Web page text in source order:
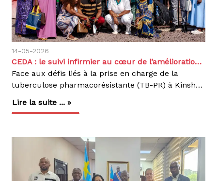
14-05-2026
CEDA : le suivi infirmier au cœur de l’amélioration de la prise en charge de la TB-PR à Kinshasa
Face aux défis liés à la prise en charge de la
tuberculose pharmacorésistante (TB-PR) à Kinshasa, malgré les avancées enregistrées grâce à l’introduction de nouveaux schémas thérapeutiques tels que le BPaL-M (Bédaquiline, Prétomanide, Linézolide, Moxifloxacine), plusieurs difficultés persistent sur le terrain. C’est dans ce contexte que nous avons organisé, à travers le Centre d’Excellence Damien (CEDA), ce jeudi 14 mai 2026, une matinée scientifique consacrée au renforcement du suivi infirmier des patients affectés par la TB-PR.Tenue à l’occasion de la Journée internationale des infirmiers, considérée comme un moment de reconnaissance du rôle essentiel du personnel infirmier, dont l’engagement quotidien contribue directement à l’amélioration des résultats thérapeutiques des patients, cette rencontre a réuni les infirmiers des nouveaux Centres de Dépistage et de Traitement de la TB-PR (CDT TB-PR), les superviseurs des structures partenaires (confessions religieuse : catholique, églises protestante et armée du salut), ainsi que les représentants de la Coordination Provinciale Lèpre et Tuberculose (CPLTundefinedKinshasa).Sous le thème : « Impact du suivi infirmier rigoureux dans la prise en charge de la TB-PR : défis et perspectives à Kinshasa », les échanges ont mis en lumière les principaux défis du terrain, notamment l’irrégularité du suivi bactériologique, la gestion des effets indésirables, le non-respect du Traitement Directement Observé (TDO) ainsi que la qualité insuffisante des dossiers médicaux.Les participants ont été sensibilisés à l’importance du suivi régulier des patients à travers les examens bactériologiques (frottis, cultures, GeneXpert), ainsi que le monitorage des effets secondaires du traitement BPaL-M (Neuropathies, troubles digestifs, atteintes visuelles, allongement du QT (cardiaque), troubles hématologiques, fatigue, éruptions cutanées …).Le rôle central du personnel infirmier a été rappelé, notamment dans la qualité des prélèvements, la documentation des données et le respect du TDO, éléments essentiels pour renforcer la qualité des données du Programme National de Lutte contre la Tuberculose (PNLT).À Kinshasa, Action Damien accompagnons plus de 140 structures de prise en charge de la tuberculose sensible et pharmacorésistante, en étroite collaboration avec la Coordination Provinciale Lèpre et Tuberculose (CPLTundefinedKinshasa). Cette dynamique vise à renforcer l’accès aux soins, rapprocher les services des communautés et améliorer la qualité de la prise en charge des patients.Le CEDA demeure le seul centre spécialisé dans la prise en charge des cas complexes de tuberculose, notamment la tuberculose pharmacorésistante (TB-PR), depuis plus de 10 ans.Dans cette dynamique, nous poursuivons le renforcement des capacités des prestataires de soins et l’amélioration continue de la qualité de la prise en charge des personnes affectées, pour de meilleures chances de guérison, car un bon suivi infirmier aujourd’hui contribue à une guérison assurée demain.
Lire la suite ... »